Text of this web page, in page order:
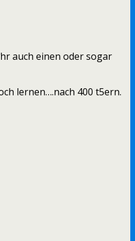
auch einen oder sogar
lernen….nach 400 t5ern.